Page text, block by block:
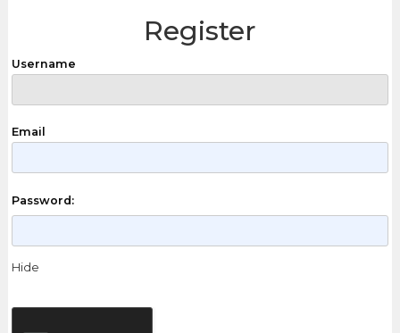
Register
Username
Email
Password:
Hide